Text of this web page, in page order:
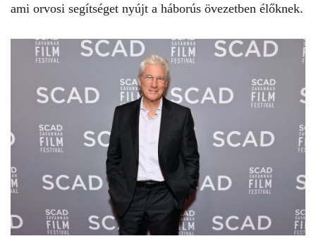
ami orvosi segítséget nyújt a háborús övezetben élőknek.